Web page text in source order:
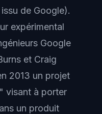
de Google).
expérimental
Google
et Craig
2013 un projet
visant à porter
un produit